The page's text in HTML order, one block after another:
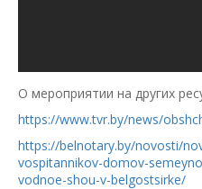
О мероприятии на других
https://www.tvr.by/news/
https://belnotary.by/novosti/
vospitannikov-domov-
vodnoe-shou-v-belgostsirke/